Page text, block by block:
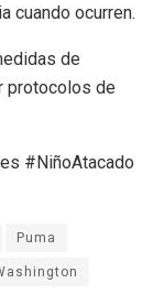
cuando ocurren.
de
protocolos de
#NiñoAtacado
Puma